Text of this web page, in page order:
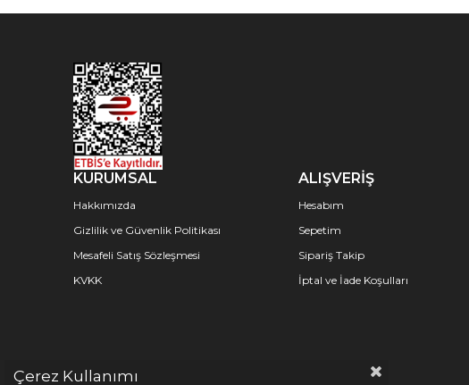
KURUMSAL
Hakkımızda
Gizlilik ve Güvenlik Politikası
Mesafeli Satış Sözleşmesi
KVKK
ALIŞVERİŞ
Hesabım
Sepetim
Sipariş Takip
İptal ve İade Koşulları
Çerez Kullanımı